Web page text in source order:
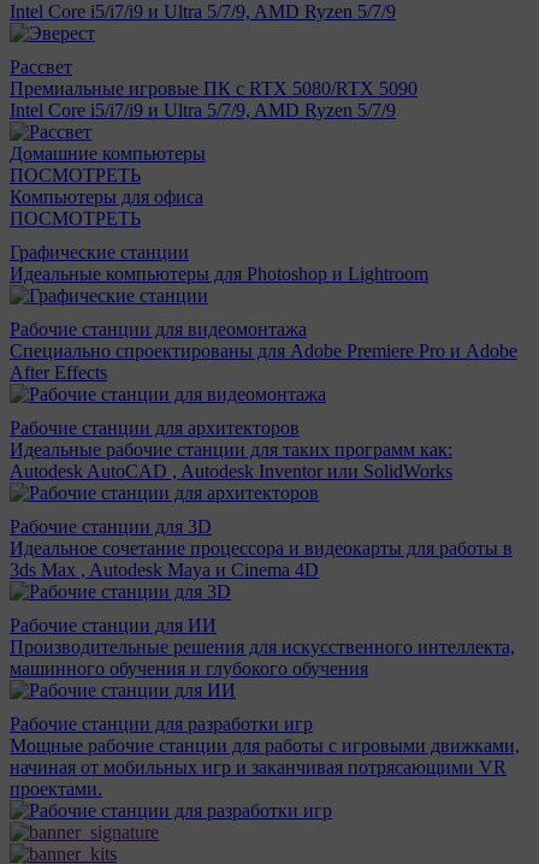
Intel Core i5/i7/i9 и Ultra 5/7/9, AMD Ryzen 5/7/9
Рассвет
Премиальные игровые ПК с RTX 5080/RTX 5090
Intel Core i5/i7/i9 и Ultra 5/7/9, AMD Ryzen 5/7/9
Домашние компьютеры
ПОСМОТРЕТЬ
Компьютеры для офиса
ПОСМОТРЕТЬ
Графические станции
Идеальные компьютеры для Photoshop и Lightroom
Рабочие станции для видеомонтажа
Специально спроектированы для Adobe Premiere Pro и Adobe
After Effects
Рабочие станции для архитекторов
Идеальные рабочие станции для таких программ как:
Autodesk AutoCAD , Autodesk Inventor или SolidWorks
Рабочие станции для 3D
Идеальное сочетание процессора и видеокарты для работы в
3ds Max , Autodesk Maya и Cinema 4D
Рабочие станции для ИИ
Производительные решения для искусственного интеллекта,
машинного обучения и глубокого обучения
Рабочие станции для разработки игр
Мощные рабочие станции для работы с игровыми движками,
начиная от мобильных игр и заканчивая потрясающими VR
проектами.